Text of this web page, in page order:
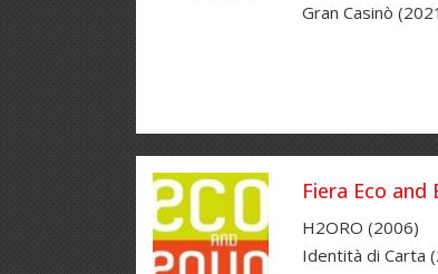
Gran Casinò
Fiera Eco and
H2ORO (2006)
Identità di Carta